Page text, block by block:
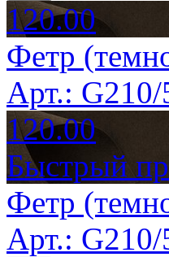
120.00
Фетр
Арт.:
120.00
Быстрый
Фетр
Арт.: